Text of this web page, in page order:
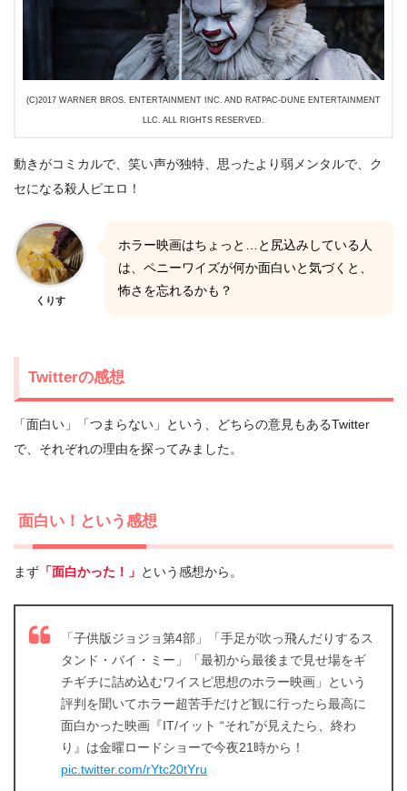
(C)2017 WARNER BROS. ENTERTAINMENT INC. AND RATPAC-DUNE ENTERTAINMENT
LLC. ALL RIGHTS RESERVED.
動きがコミカルで、笑い声が独特、思ったより弱メンタルで、ク
セになる殺人ピエロ！
くりす
ホラー映画はちょっと…と尻込みしている人
は、ペニーワイズが何か面白いと気づくと、
怖さを忘れるかも？
Twitterの感想
「面白い」「つまらない」という、どちらの意見もあるTwitter
で、それぞれの理由を探ってみました。
面白い！という感想
まず 「面白かった！」 という感想から。
「子供版ジョジョ第4部」「手足が吹っ飛んだりするス
タンド・バイ・ミー」「最初から最後まで見せ場をギ
チギチに詰め込むワイスピ思想のホラー映画」という
評判を聞いてホラー超苦手だけど観に行ったら最高に
面白かった映画『IT/イット “それ”が見えたら、終わ
り』は金曜ロードショーで今夜21時から！
pic.twitter.com/rYtc20tYru